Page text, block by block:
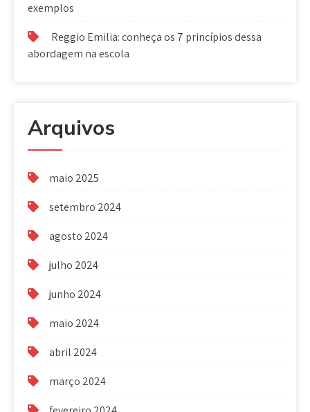
exemplos
Reggio Emilia: conheça os 7 princípios dessa
abordagem na escola
Arquivos
maio 2025
setembro 2024
agosto 2024
julho 2024
junho 2024
maio 2024
abril 2024
março 2024